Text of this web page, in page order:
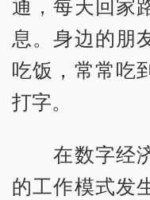
息。身边的朋
吃饭，常常吃
打字。
在数字经济
的工作模式发